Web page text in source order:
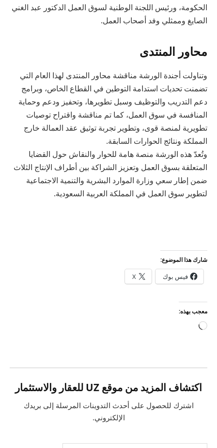
الحكومة، ورئيس اللجنة الوطنية لسوق العمل الدكتور عبد الغني
الصايغ وممثلي وفد أصحاب العمل.
محاور المنتدى
وتناولت أجندة الورشة مناقشة محاور المنتدى لهذا العام التي
تضمنت تحديات استدامة التوطين في القطاع الخاص، وبرامج
دعم التدريب والتوظيف وسبل تطويرها، وتحفيز ودعم وحماية
المنافسة في سوق العمل، كما تم مناقشة واقتراح توصيات
تطويرية لمنصة قوى، وتطوير تجربة توثيق عقد العمالة خارج
المملكة ونتائج الحوارات السابقة.
وتُعدّ هذه الورشة منصة هامة للحوار والنقاش حول القضايا
المتعلقة بسوق العمل وتعزيز الشراكة بين أطراف الإنتاج الثلاث
ضمن إطار سعي وزارة الموارد البشرية والتنمية الاجتماعية
لتطوير سوق العمل في المملكة العربية السعودية.
شارك هذا الموضوع:
فيس بوك X
معجب بهذه:
جاري
اكتشاف المزيد من موقع UZ للعقار والاستثمار
اشترك للحصول على أحدث التدوينات المرسلة إلى بريدك
الإلكتروني.
كتابة بريدك الإلكتروني...